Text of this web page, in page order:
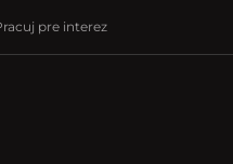
pre interez